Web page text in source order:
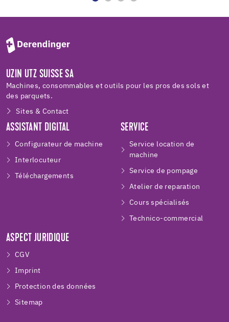
UZIN UTZ SUISSE SA
Machines, consommables et outils pour les pros des sols et
des parquets.
Sites & Contact
ASSISTANT DIGITAL
Configurateur de machine
Interlocuteur
Téléchargements
SERVICE
Service location de
machine
Service de pompage
Atelier de reparation
Cours spécialisés
Technico-commercial
ASPECT JURIDIQUE
CGV
Imprint
Protection des données
Sitemap